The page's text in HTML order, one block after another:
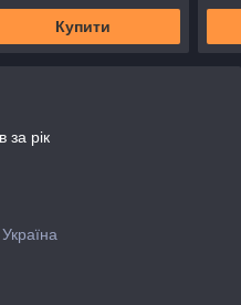
Купити
за рік